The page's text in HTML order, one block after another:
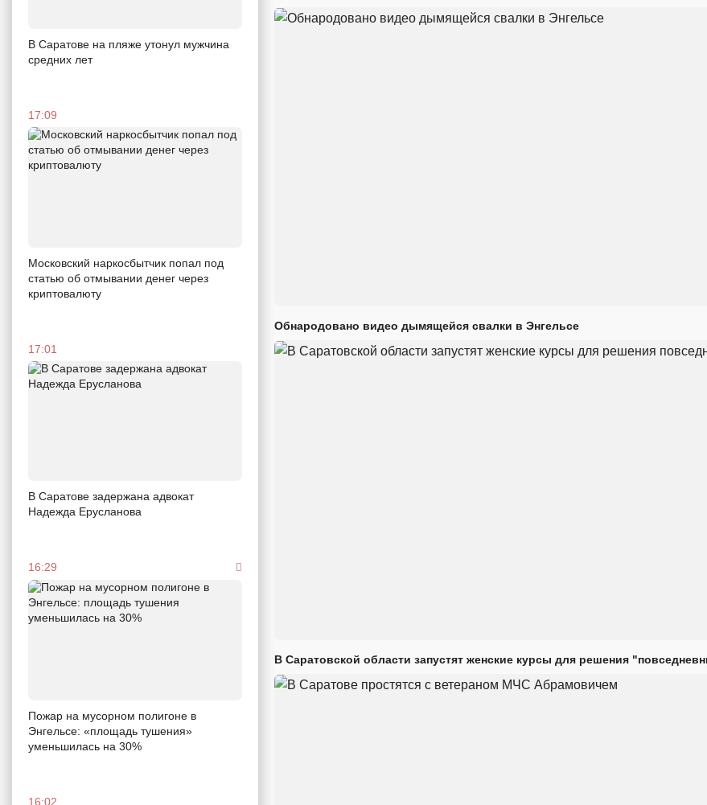
В Саратове на пляже утонул мужчина
средних лет
17:09
Московский наркосбытчик попал под
статью об отмывании денег через
криптовалюту
17:01
В Саратове задержана адвокат
Надежда Ерусланова
16:29
Пожар на мусорном полигоне в
Энгельсе: «площадь тушения»
уменьшилась на 30%
16:02
Обнародовано видео дымящейся свалки в Энгельсе
В Саратовской области запустят женские курсы для решения